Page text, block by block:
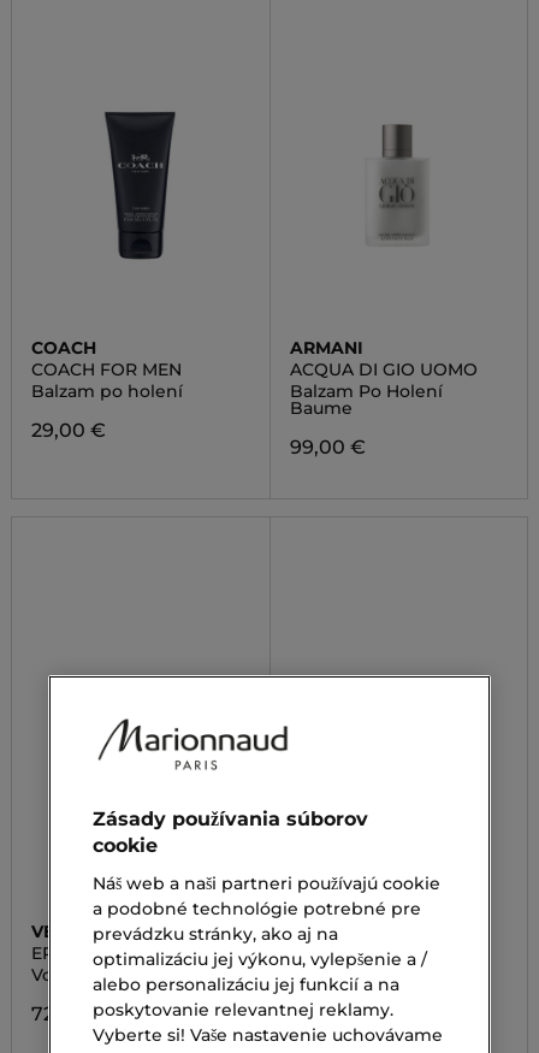
COACH
COACH FOR MEN
Balzam po holení
29,00 €
ARMANI
ACQUA DI GIO UOMO
Balzam Po Holení
Baume
99,00 €
VERSACE
EROS FLAME
Voda po holení
72,00 €
SOMERSET
MR SMOOTH CLOSE
SHAVE KIT
Sada na holenie
18,90 €
Zásady používania súborov
cookie
Náš web a naši partneri používajú cookie
a podobné technológie potrebné pre
prevádzku stránky, ako aj na
optimalizáciu jej výkonu, vylepšenie a /
alebo personalizáciu jej funkcií a na
poskytovanie relevantnej reklamy.
Vyberte si! Vaše nastavenie uchovávame